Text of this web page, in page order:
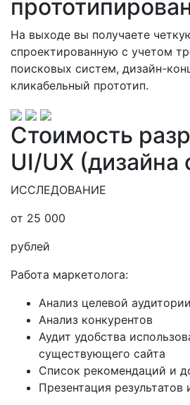
На выходе вы получаете
спроектированную с учетом
поисковых систем, дизайн-
кликабельный прототип.
Стоимость
UI/UX (дизайна
ИССЛЕДОВАНИЕ
от 25 000
рублей
Работа маркетолога:
Анализ целевой аудитории
Анализ конкурентов
Аудит удобства
существующего сайта
Список рекомендаций и
Презентация результатов